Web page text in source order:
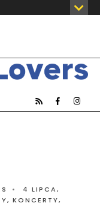
•
4 LIPCA,
, KONCERTY,